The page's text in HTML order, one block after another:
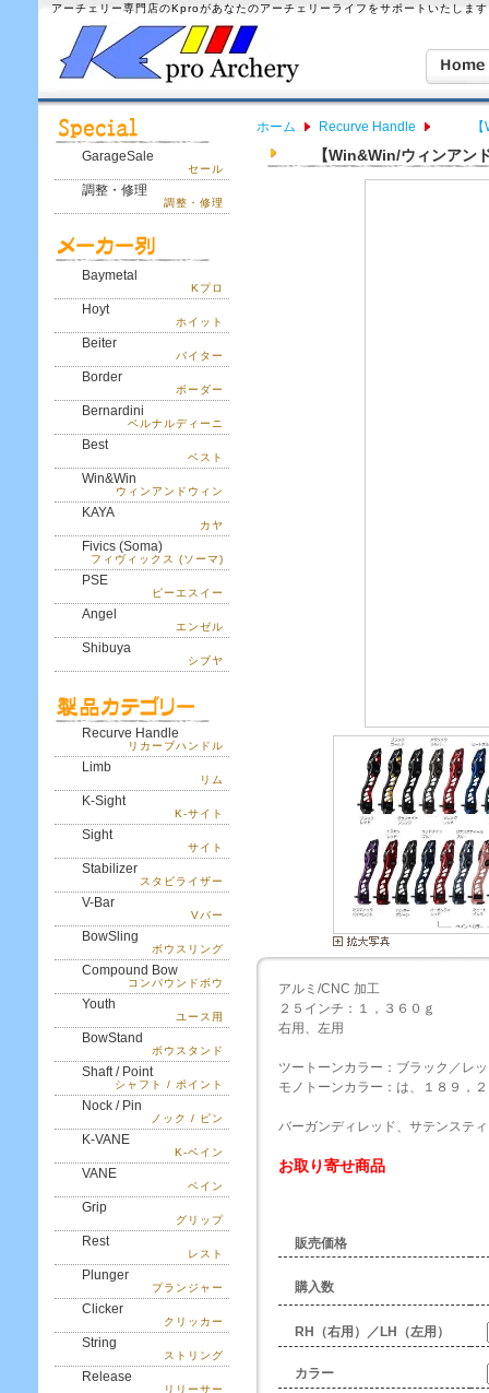
アーチェリー専門店のKproがあなたのアーチェリーライフをサポートいたしま
GarageSale
セール
調整・修理
調整・修理
Baymetal
Kプロ
Hoyt
ホイット
Beiter
バイター
Border
ボーダー
Bernardini
ベルナルディーニ
Best
ベスト
Win&Win
ウィンアンドウィン
KAYA
カヤ
Fivics (Soma)
フィヴィックス (ソーマ)
PSE
ピーエスイー
Angel
エンゼル
Shibuya
シブヤ
Recurve Handle
リカーブハンドル
Limb
リム
K-Sight
K-サイト
Sight
サイト
Stabilizer
スタビライザー
V-Bar
Vバー
BowSling
ボウスリング
Compound Bow
コンパウンドボウ
Youth
ユース用
BowStand
ボウスタンド
Shaft / Point
シャフト / ポイント
Nock / Pin
ノック / ピン
K-VANE
K-ベイン
VANE
ベイン
Grip
グリップ
Rest
レスト
Plunger
プランジャー
Clicker
クリッカー
String
ストリング
Release
リリーサー
ホーム Recurve Handle
【Win&Win/ウィンアン
アルミ/CNC 加工
２５インチ：１，３６０ｇ
右用、左用
ツートーンカラー：ブラック／レ
モノトーンカラー：は、１８９，
バーガンディレッド、サテンステ
お取り寄せ商品
販売価格
購入数
RH（右用）／LH（左用）
カラー